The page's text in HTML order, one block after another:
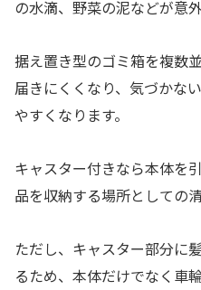
の水滴、野菜の泥などが意
据え置き型のゴミ箱を複数
届きにくくなり、気づかな
やすくなります。
キャスター付きなら本体を
品を収納する場所としての
ただし、キャスター部分に
るため、本体だけでなく車